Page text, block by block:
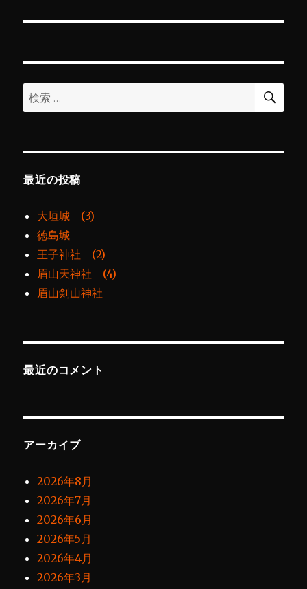
ー
ン
投
検
索:
検
最近の投稿
大垣城 (3)
徳島城
王子神社 (2)
眉山天神社 (4)
眉山剣山神社
最近のコメント
アーカイブ
2026年8月
2026年7月
2026年6月
2026年5月
2026年4月
2026年3月